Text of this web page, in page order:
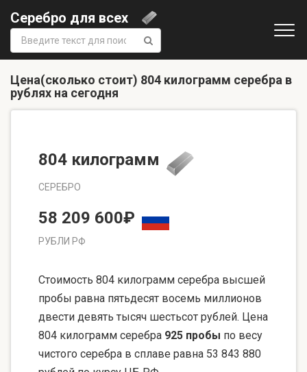
Серебро для всех
Поиск:
Цена(сколько стоит) 804 килограмм серебра в
рублях на сегодня
804 килограмм
СЕРЕБРО
58 209 600₽
РУБЛИ РФ
Стоимость 804 килограмм серебра высшей
пробы равна пятьдесят восемь миллионов
двести девять тысяч шестьсот рублей. Цена
804 килограмм серебра 925 пробы по весу
чистого серебра в сплаве равна 53 843 880